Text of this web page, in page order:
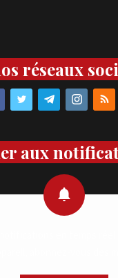
réseaux
aux